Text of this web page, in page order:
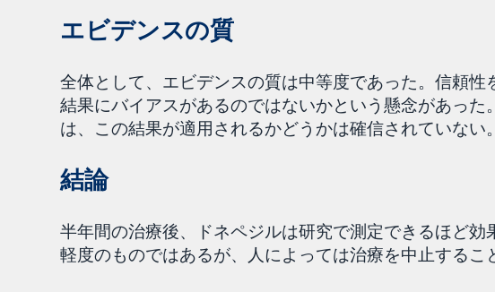
エビデンスの質
全体として、エビデンスの質は中等度であった。信頼
結果にバイアスがあるのではないかという懸念があった
は、この結果が適用されるかどうかは確信されていない。
結論
半年間の治療後、ドネペジルは研究で測定できるほど
軽度のものではあるが、人によっては治療を中止するこ